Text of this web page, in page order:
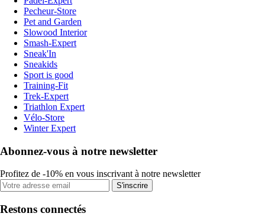
Pecheur-Store
Pet and Garden
Slowood Interior
Smash-Expert
Sneak'In
Sneakids
Sport is good
Training-Fit
Trek-Expert
Triathlon Expert
Vélo-Store
Winter Expert
Abonnez-vous à notre newsletter
Profitez de -10% en vous inscrivant à notre newsletter
S'inscrire
Restons connectés